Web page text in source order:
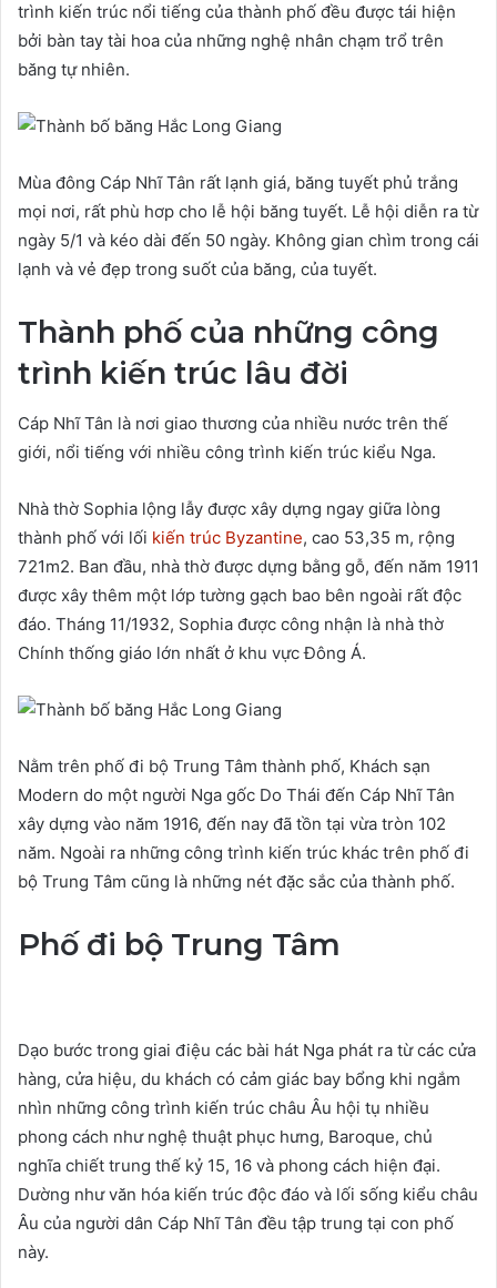
trình kiến trúc nổi tiếng của thành phố đều được tái hiện
bởi bàn tay tài hoa của những nghệ nhân chạm trổ trên
băng tự nhiên.
Mùa đông Cáp Nhĩ Tân rất lạnh giá, băng tuyết phủ trắng
mọi nơi, rất phù hơp cho lễ hội băng tuyết. Lễ hội diễn ra từ
ngày 5/1 và kéo dài đến 50 ngày. Không gian chìm trong cái
lạnh và vẻ đẹp trong suốt của băng, của tuyết.
Thành phố của những công
trình kiến trúc lâu đời
Cáp Nhĩ Tân là nơi giao thương của nhiều nước trên thế
giới, nổi tiếng với nhiều công trình kiến trúc kiểu Nga.
Nhà thờ Sophia lộng lẫy được xây dựng ngay giữa lòng
thành phố với lối kiến trúc Byzantine, cao 53,35 m, rộng
721m2. Ban đầu, nhà thờ được dựng bằng gỗ, đến năm 1911
được xây thêm một lớp tường gạch bao bên ngoài rất độc
đáo. Tháng 11/1932, Sophia được công nhận là nhà thờ
Chính thống giáo lớn nhất ở khu vực Đông Á.
Nằm trên phố đi bộ Trung Tâm thành phố, Khách sạn
Modern do một người Nga gốc Do Thái đến Cáp Nhĩ Tân
xây dựng vào năm 1916, đến nay đã tồn tại vừa tròn 102
năm. Ngoài ra những công trình kiến trúc khác trên phố đi
bộ Trung Tâm cũng là những nét đặc sắc của thành phố.
Phố đi bộ Trung Tâm
Dạo bước trong giai điệu các bài hát Nga phát ra từ các cửa
hàng, cửa hiệu, du khách có cảm giác bay bổng khi ngắm
nhìn những công trình kiến trúc châu Âu hội tụ nhiều
phong cách như nghệ thuật phục hưng, Baroque, chủ
nghĩa chiết trung thế kỷ 15, 16 và phong cách hiện đại.
Dường như văn hóa kiến trúc độc đáo và lối sống kiểu châu
Âu của người dân Cáp Nhĩ Tân đều tập trung tại con phố
này.